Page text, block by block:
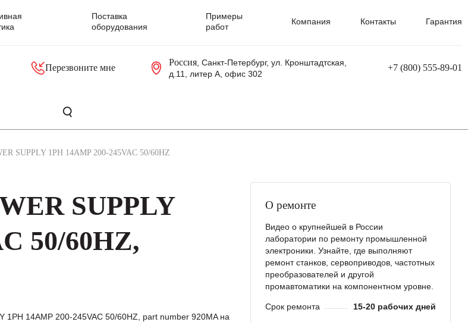
Поставка
оборудования
Примеры
работ
Компания Контакты Гарантия
Перезвоните мне
Россия, Санкт-Петербург, ул. Кронштадтская,
д.11, литер А, офис 302
+7 (800) 555-89-01
SUPPLY 1PH 14AMP 200-245VAC 50/60HZ
SUPPLY
50/60HZ,
1PH 14AMP 200-245VAC 50/60HZ, part number 920MA на
О ремонте
Видео о крупнейшей в России
лаборатории по ремонту промышленной
электроники. Узнайте, где выполняют
ремонт станков, сервоприводов, частотных
преобразователей и другой
промавтоматики на компонентном уровне.
Срок ремонта 15-20 рабочих дней